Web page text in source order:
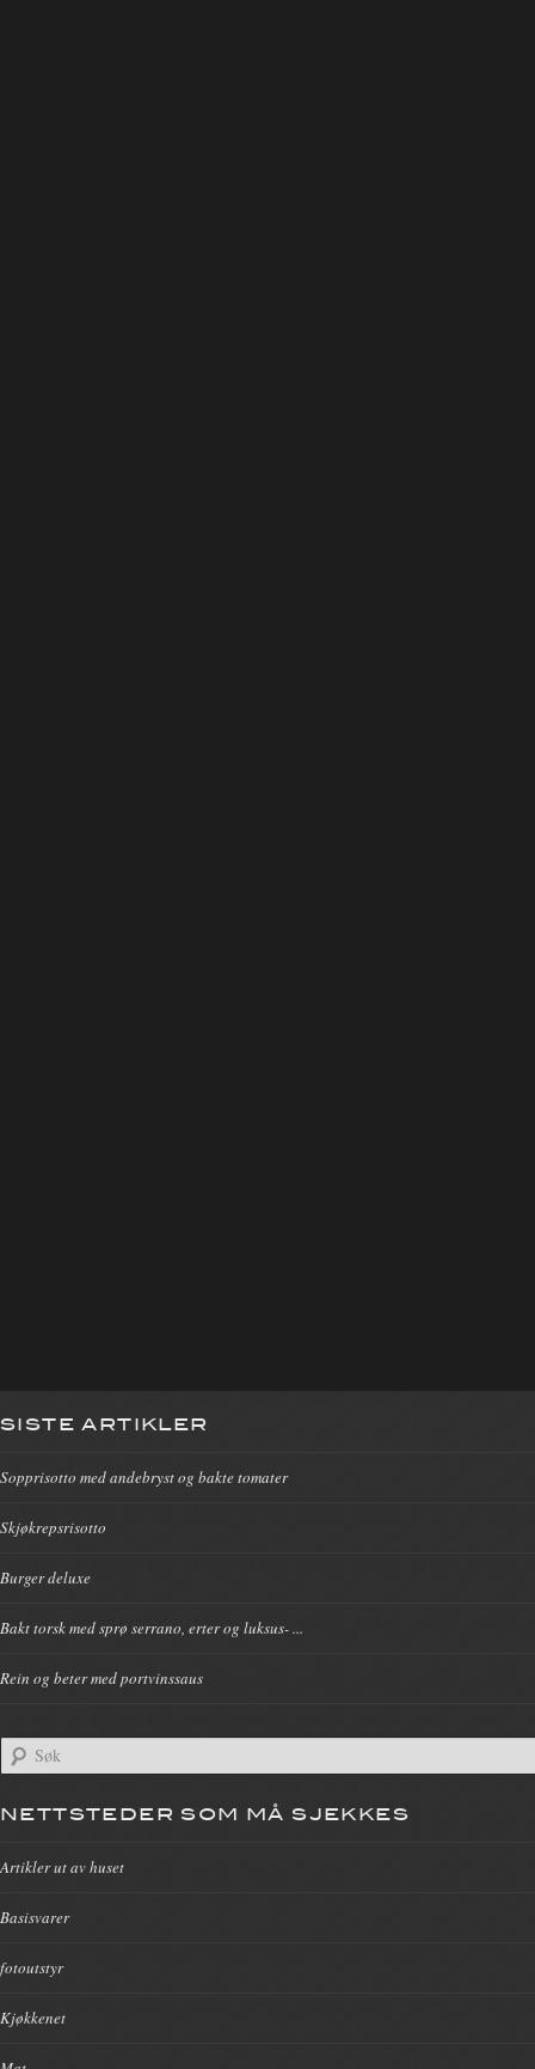
SISTE ARTIKLER
Sopprisotto med andebryst og bakte tomater
Skjøkrepsrisotto
Burger deluxe
Bakt torsk med sprø serrano, erter og luksus- ...
Rein og beter med portvinssaus
NETTSTEDER SOM MÅ SJEKKES
Artikler ut av huset
Basisvarer
fotoutstyr
Kjøkkenet